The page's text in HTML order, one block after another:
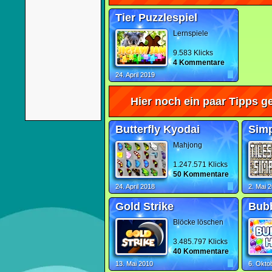
Tier Puzzlespiel
Lernspiele
9.583 Klicks
4 Kommentare
24. April 2019
Hier noch ein paar Tipps
Butterfly Kyodai
Mahjong
1.247.571 Klicks
50 Kommentare
24. April 2018 2. Mai
Gold Strike
Blöcke löschen
3.485.797 Klicks
40 Kommentare
13. Mai 2010 6.